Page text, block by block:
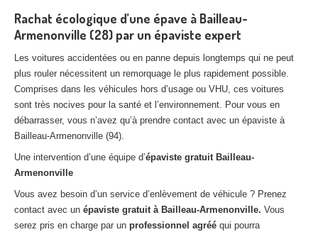
Rachat écologique d’une épave à Bailleau-
Armenonville (28) par un épaviste expert
Les voitures accidentées ou en panne depuis longtemps qui ne peut
plus rouler nécessitent un remorquage le plus rapidement possible.
Comprises dans les véhicules hors d’usage ou VHU, ces voitures
sont très nocives pour la santé et l’environnement. Pour vous en
débarrasser, vous n’avez qu’à prendre contact avec un épaviste à
Bailleau-Armenonville (94).
Une intervention d’une équipe d’épaviste gratuit Bailleau-
Armenonville
Vous avez besoin d’un service d’enlèvement de véhicule ? Prenez
contact avec un épaviste gratuit à Bailleau-Armenonville. Vous
serez pris en charge par un professionnel agréé qui pourra